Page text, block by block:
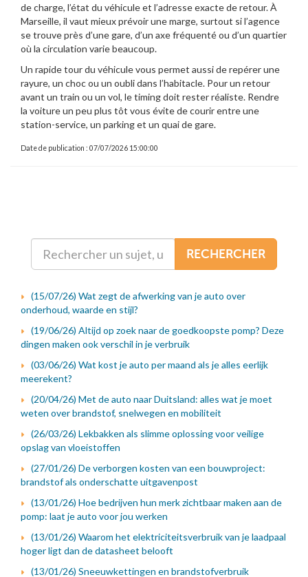
de charge, l’état du véhicule et l’adresse exacte de retour. À
Marseille, il vaut mieux prévoir une marge, surtout si l’agence
se trouve près d’une gare, d’un axe fréquenté ou d’un quartier
où la circulation varie beaucoup.
Un rapide tour du véhicule vous permet aussi de repérer une
rayure, un choc ou un oubli dans l’habitacle. Pour un retour
avant un train ou un vol, le timing doit rester réaliste. Rendre
la voiture un peu plus tôt vous évite de courir entre une
station-service, un parking et un quai de gare.
Date de publication : 07/07/2026 15:00:00
RECHERCHER
(15/07/26) Wat zegt de afwerking van je auto over
onderhoud, waarde en stijl?
(19/06/26) Altijd op zoek naar de goedkoopste pomp? Deze
dingen maken ook verschil in je verbruik
(03/06/26) Wat kost je auto per maand als je alles eerlijk
meerekent?
(20/04/26) Met de auto naar Duitsland: alles wat je moet
weten over brandstof, snelwegen en mobiliteit
(26/03/26) Lekbakken als slimme oplossing voor veilige
opslag van vloeistoffen
(27/01/26) De verborgen kosten van een bouwproject:
brandstof als onderschatte uitgavenpost
(13/01/26) Hoe bedrijven hun merk zichtbaar maken aan de
pomp: laat je auto voor jou werken
(13/01/26) Waarom het elektriciteitsverbruik van je laadpaal
hoger ligt dan de datasheet belooft
(13/01/26) Sneeuwkettingen en brandstofverbruik